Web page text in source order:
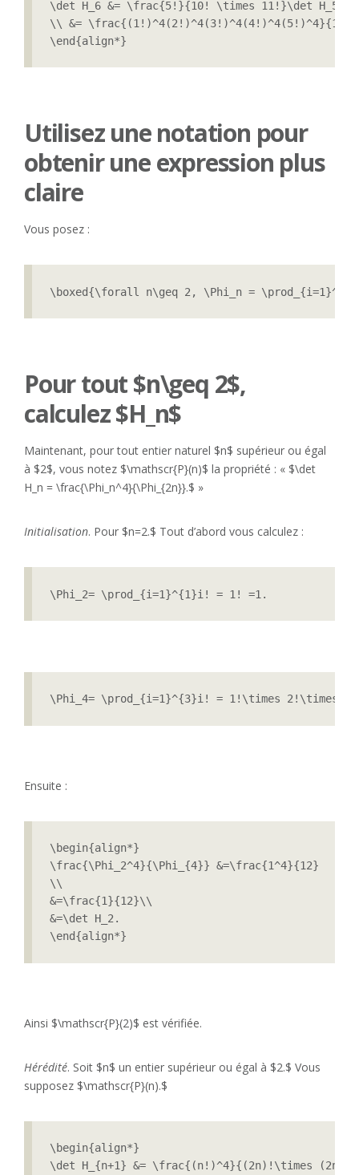
\det H_6 &= \frac{5!}{10! \times 11!}\det H_5
\\ &=
\end{align*}
Utilisez une notation pour
obtenir une expression plus
claire
Vous posez :
\boxed{\forall n\geq 2, \Phi_n =
Pour tout $n\geq 2$,
calculez $H_n$
Maintenant, pour tout entier naturel $n$ supérieur ou égal
à $2$, vous notez $\mathscr{P}(n)$ la propriété : « $\det
H_n = \frac{\Phi_n^4}{\Phi_{2n}}.$ »
Initialisation. Pour $n=2.$ Tout d’abord vous calculez :
\Phi_2= \prod_{i=1}^{1}i! = 1! =1.
\Phi_4= \prod_{i=1}^{3}i! = 1!\times 2!\times 3!
Ensuite :
\begin{align*}
\frac{\Phi_2^4}{\Phi_{4}} &=\frac{1^4}{12}
\\
&=\frac{1}{12}\\
&=\det H_2.
Ainsi $\mathscr{P}(2)$ est vérifiée.
Hérédité. Soit $n$ un entier supérieur ou égal à $2.$ Vous
supposez $\mathscr{P}(n).$
\begin{align*}
\det H_{n+1} &= \frac{(n!)^4}{(2n)!\times